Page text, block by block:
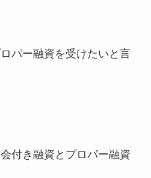
パー融資を受けたいと言
付き融資とプロパー融資